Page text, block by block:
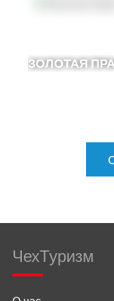
ЗОЛОТАЯ
ЧехТуризм